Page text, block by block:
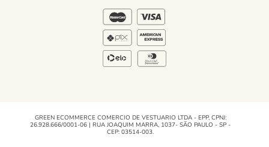
GREEN ECOMMERCE COMERCIO DE VESTUARIO LTDA - EPP, CPNJ:
26.928.666/0001-06 | RUA JOAQUIM MARRA, 1037- SÃO PAULO - SP -
CEP: 03514-003.